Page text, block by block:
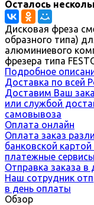
Осталось
Дисковая фреза
образного типа)
алюминиевого
фрезера типа
Подробное
Доставка по всей
Доставим Ваш
или службой
самовывоза
Оплата онлайн
Оплата заказ
банковской
платежные сервисы
Отправка заказа в
Наш сотрудник
в день оплаты
Обзор